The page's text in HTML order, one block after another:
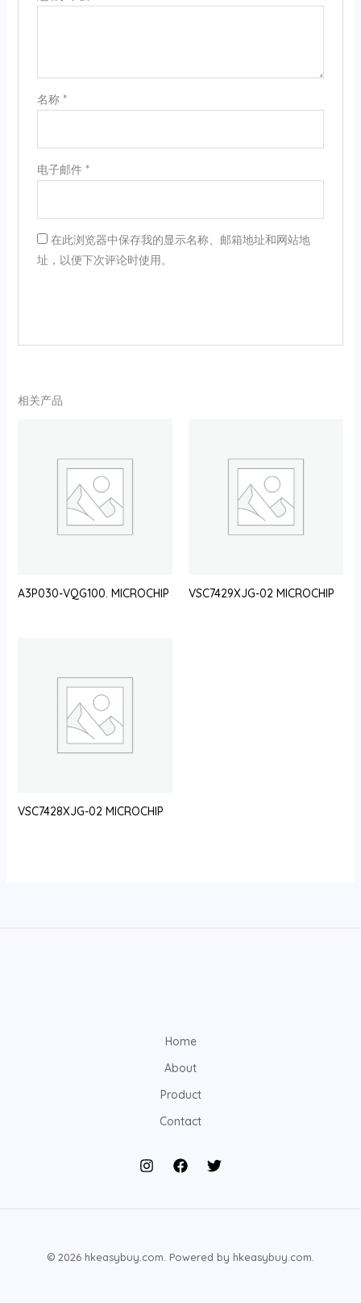
名称 *
电子邮件 *
在此浏览器中保存我的显示名称、邮箱地址和网站地
址，以便下次评论时使用。
相关产品
A3P030-VQG100. MICROCHIP VSC7429XJG-02 MICROCHIP
VSC7428XJG-02 MICROCHIP
Home
About
Product
Contact
© 2026 hkeasybuy.com. Powered by hkeasybuy.com.